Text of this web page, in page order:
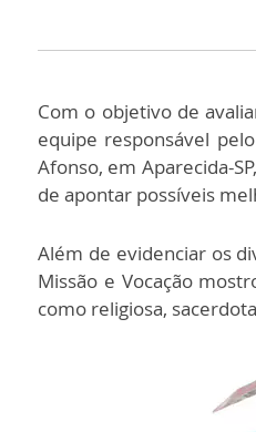
Com o objetivo de
equipe responsável
Afonso, em Aparecida-
de apontar possíveis
Além de evidenciar os
Missão e Vocação
como religiosa,